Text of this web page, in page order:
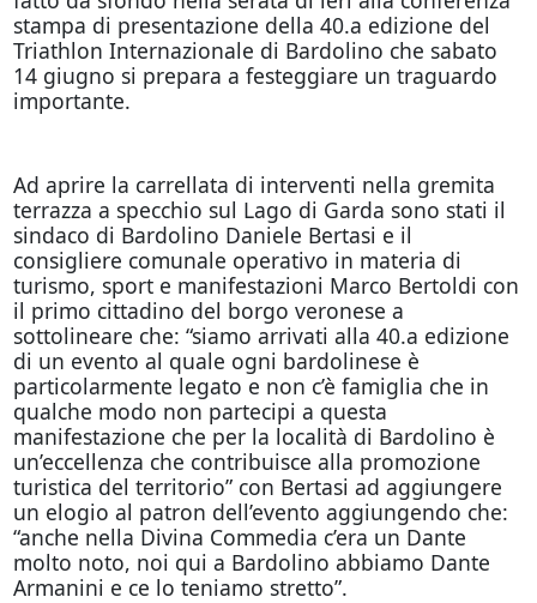
stampa di presentazione della 40.a edizione del
Triathlon Internazionale di Bardolino che sabato
14 giugno si prepara a festeggiare un traguardo
importante.
Ad aprire la carrellata di interventi nella gremita
terrazza a specchio sul Lago di Garda sono stati il
sindaco di Bardolino Daniele Bertasi e il
consigliere comunale operativo in materia di
turismo, sport e manifestazioni Marco Bertoldi con
il primo cittadino del borgo veronese a
sottolineare che: “siamo arrivati alla 40.a edizione
di un evento al quale ogni bardolinese è
particolarmente legato e non c’è famiglia che in
qualche modo non partecipi a questa
manifestazione che per la località di Bardolino è
un’eccellenza che contribuisce alla promozione
turistica del territorio” con Bertasi ad aggiungere
un elogio al patron dell’evento aggiungendo che:
“anche nella Divina Commedia c’era un Dante
molto noto, noi qui a Bardolino abbiamo Dante
Armanini e ce lo teniamo stretto”.